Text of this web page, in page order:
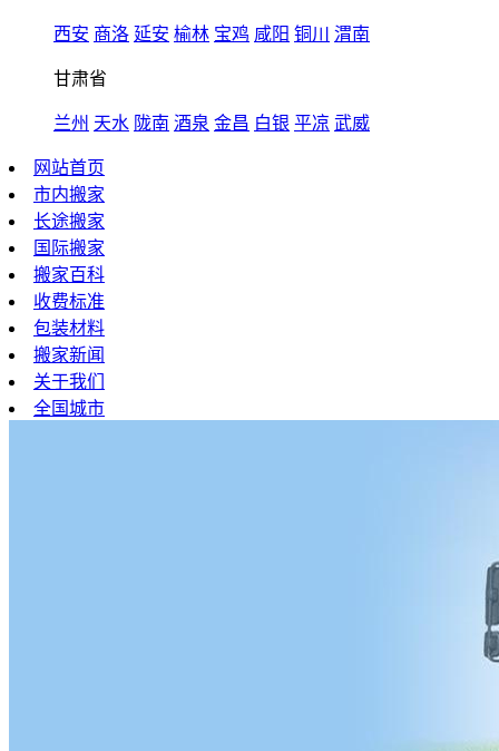
西安 商洛 延安 榆林 宝鸡 咸阳 铜川 渭南
甘肃省
兰州 天水 陇南 酒泉 金昌 白银 平凉 武威
网站首页
市内搬家
长途搬家
国际搬家
搬家百科
收费标准
包装材料
搬家新闻
关于我们
全国城市